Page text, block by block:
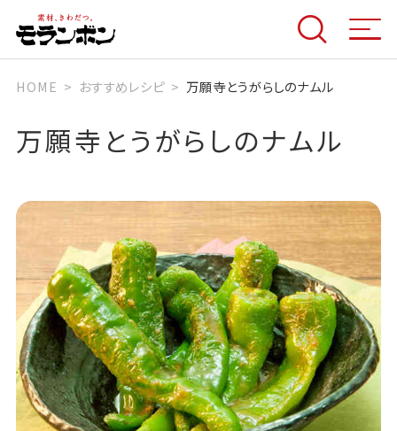
HOME おすすめレシピ 万願寺とうがらしのナムル
万願寺とうがらしのナムル